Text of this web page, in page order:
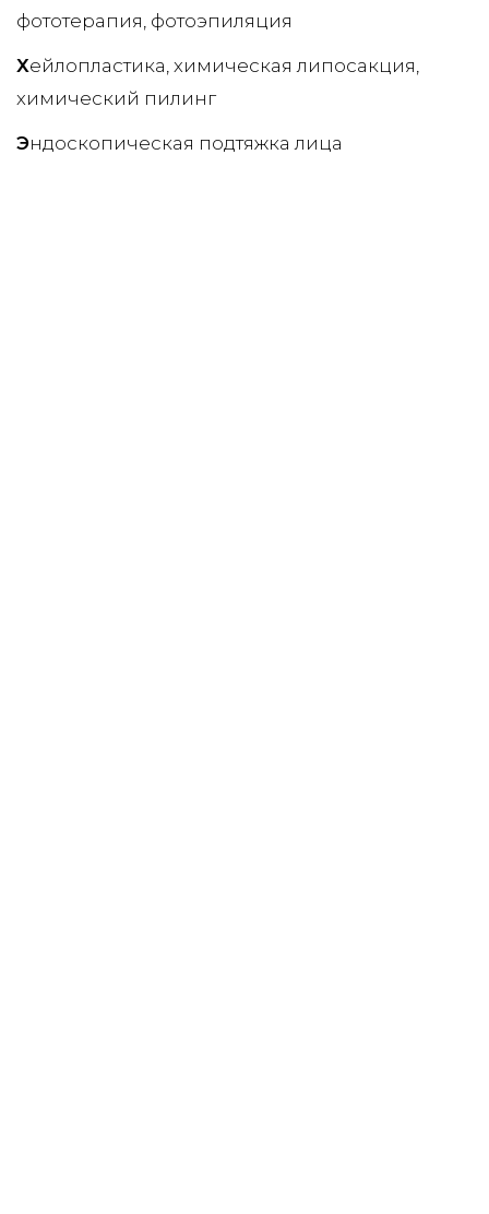
фототерапия фотоэпиляция
Хейлопластика химическая липосакция
химический пилинг
Эндоскопическая подтяжка лица